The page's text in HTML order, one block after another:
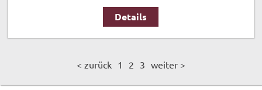
Details
< zurück 1 2 3 weiter >